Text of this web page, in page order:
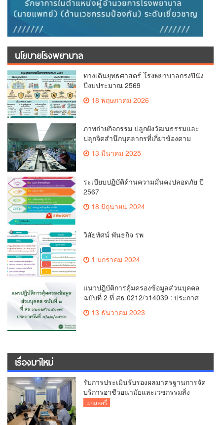
นโยบายโรงพยาบาล
ทางเดินยุทธศาสตร์ โรงพยาบาลกรงปินัง
ปีงบประมาณ 2569
18 พฤษภาคม 2026
ภาพถ่ายกิจกรรม ปลูกฝังวัฒนธรรมและ
ปลุกจิตสำนึกบุคลากรที่เกี่ยวข้องตาม
เกณฑ์จริยธรรม
13 มีนาคม 2025
ระเบียบปฏิบัติด้านความมั่นคงปลอดภัย ปี
2567
18 มิถุนายน 2024
วิสัยทัศน์ พันธกิจ รพ
1 มกราคม 2024
แนวปฎิบัติการคุ้มครองข้อมูลส่วนบุคคล
ฉบับที่ 2 ที่ สธ 0212/ว14039 : ประกาศ
วันที่ 8/12/2566
13 ธันวาคม 2023
เรื่องมาใหม่
รับการประเมินรับรองผลมาตรฐานการจัด
บริการอาชีวอนามัยและเวชกรรมสิ่ง
แวดล้อม
แกลลอรี่